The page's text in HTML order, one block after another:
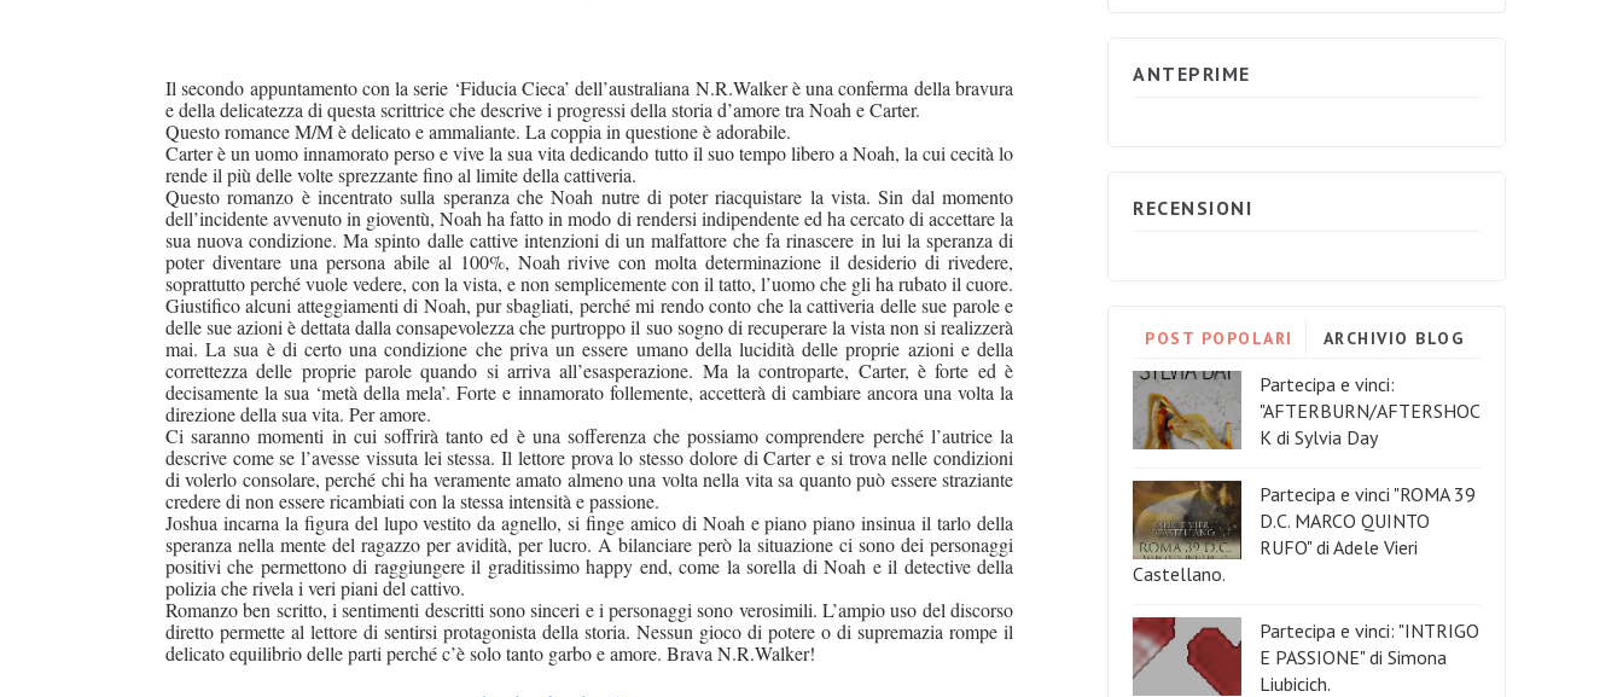
Il secondo appuntamento con la serie ‘Fiducia Cieca’ dell’australiana N.R.Walker è una conferma della bravura
e della delicatezza di questa scrittrice che descrive i progressi della storia d’amore tra Noah e Carter.
Questo romance M/M è delicato e ammaliante. La coppia in questione è adorabile.
Carter è un uomo innamorato perso e vive la sua vita dedicando tutto il suo tempo libero a Noah, la cui cecità lo
rende il più delle volte sprezzante fino al limite della cattiveria.
Questo romanzo è incentrato sulla speranza che Noah nutre di poter riacquistare la vista. Sin dal momento
dell’incidente avvenuto in gioventù, Noah ha fatto in modo di rendersi indipendente ed ha cercato di accettare la
sua nuova condizione. Ma spinto dalle cattive intenzioni di un malfattore che fa rinascere in lui la speranza di
poter diventare una persona abile al 100%, Noah rivive con molta determinazione il desiderio di rivedere,
soprattutto perché vuole vedere, con la vista, e non semplicemente con il tatto, l’uomo che gli ha rubato il cuore.
Giustifico alcuni atteggiamenti di Noah, pur sbagliati, perché mi rendo conto che la cattiveria delle sue parole e
delle sue azioni è dettata dalla consapevolezza che purtroppo il suo sogno di recuperare la vista non si realizzerà
mai. La sua è di certo una condizione che priva un essere umano della lucidità delle proprie azioni e della
correttezza delle proprie parole quando si arriva all’esasperazione. Ma la controparte, Carter, è forte ed è
decisamente la sua ‘metà della mela’. Forte e innamorato follemente, accetterà di cambiare ancora una volta la
direzione della sua vita. Per amore.
Ci saranno momenti in cui soffrirà tanto ed è una sofferenza che possiamo comprendere perché l’autrice la
descrive come se l’avesse vissuta lei stessa. Il lettore prova lo stesso dolore di Carter e si trova nelle condizioni
di volerlo consolare, perché chi ha veramente amato almeno una volta nella vita sa quanto può essere straziante
credere di non essere ricambiati con la stessa intensità e passione.
Joshua incarna la figura del lupo vestito da agnello, si finge amico di Noah e piano piano insinua il tarlo della
speranza nella mente del ragazzo per avidità, per lucro. A bilanciare però la situazione ci sono dei personaggi
positivi che permettono di raggiungere il graditissimo happy end, come la sorella di Noah e il detective della
polizia che rivela i veri piani del cattivo.
Romanzo ben scritto, i sentimenti descritti sono sinceri e i personaggi sono verosimili. L’ampio uso del discorso
diretto permette al lettore di sentirsi protagonista della storia. Nessun gioco di potere o di supremazia rompe il
delicato equilibrio delle parti perché c’è solo tanto garbo e amore. Brava N.R.Walker!
ANTEPRIME
RECENSIONI
POST POPOLARI ARCHIVIO BLOG
Partecipa e vinci:
"AFTERBURN/AFTERSHOC
K di Sylvia Day
Partecipa e vinci "ROMA 39
D.C. MARCO QUINTO
RUFO" di Adele Vieri
Castellano.
Partecipa e vinci: "INTRIGO
E PASSIONE" di Simona
Liubicich.